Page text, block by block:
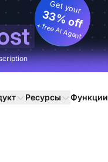
Get your
33% off
+ free AI Agent
Ресурсы Функции